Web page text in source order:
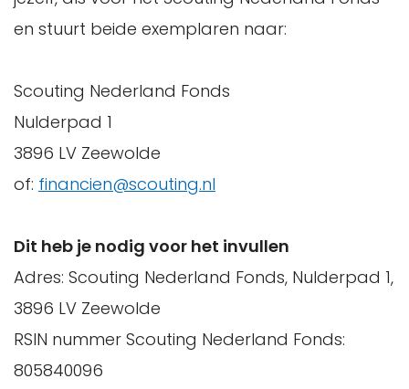
en stuurt beide exemplaren naar:
Scouting Nederland Fonds
Nulderpad 1
3896 LV Zeewolde
of: financien@scouting.nl
Dit heb je nodig voor het invullen
Adres: Scouting Nederland Fonds, Nulderpad 1,
3896 LV Zeewolde
RSIN nummer Scouting Nederland Fonds:
805840096